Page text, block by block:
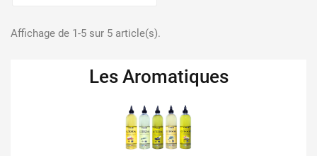
Affichage de 1-5 sur 5 article(s).
Les Aromatiques